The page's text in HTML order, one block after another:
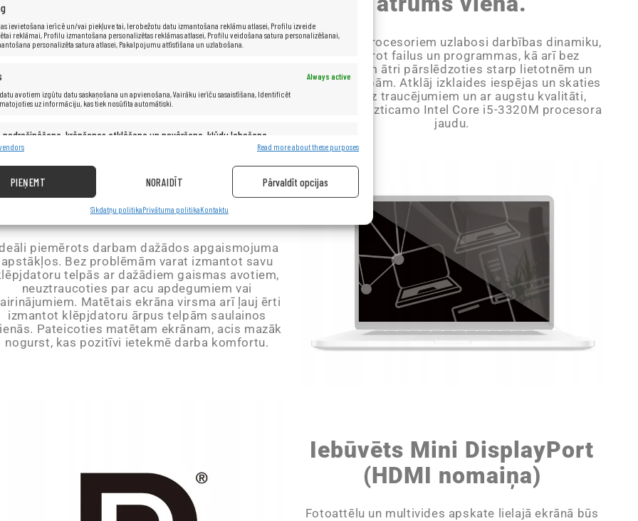
ievietošana ierīcē un/vai piekļuve tai, Ierobežotu datu izmantošana reklāmu atlasei, Profilu izveide
reklāmai, Profilu izmantošana personalizētas reklāmas atlasei, Profilu veidošana satura personalizēšanai,
personalizēta satura atlasei, Pakalpojumu attīstīšana un uzlabošana.
Always active
avotiem izgūtu datu saskaņošana un apvienošana, Vairāku ierīču sasaistīšana, Identificēt
uz informāciju, kas tiek nosūtīta automātiski.
nodrošināšana, krāpšanas atklāšana un novēršana, kļūdu labošana,
un satura nodrošināšana un rādīšana.
Read more about these purposes
PIEŅEMT NORAIDĪT Pārvaldīt opcijas
Sīkdatņu politikaPrivātuma politikaKontaktu
Ar Core i5 procesoriem uzlabosi darbības dinamiku,
ātri atverot failus un programmas, kā arī bez
problēmām ātri pārslēdzoties starp lietotnēm un
interneta lapām. Atklāj izklaides iespējas un skaties
filmas bez traucējumiem un ar augstu kvalitāti,
izmantojot uzticamo Intel Core i5-3320M procesora
jaudu.
Matēts ekrāns
piemērots darbam dažādos apgaismojuma
apstākļos. Bez problēmām varat izmantot savu
telpās ar dažādiem gaismas avotiem,
neuztraucoties par acu apdegumiem vai
Matētais ekrāna virsma arī ļauj ērti
izmantot klēpjdatoru ārpus telpām saulainos
Pateicoties matētam ekrānam, acis mazāk
nogurst, kas pozitīvi ietekmē darba komfortu.
Iebūvēts Mini DisplayPort
(HDMI nomaiņa)
Fotoattēlu un multivides apskate lielajā ekrānā būs